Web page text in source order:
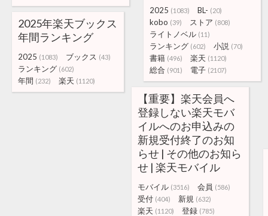
2025 (1083) BL- (20)
kobo (39) ストア (808)
ライトノベル (11)
ランキング (602) 小説 (70)
書籍 (496) 楽天 (1120)
総合 (901) 電子 (2107)
2025年楽天ブックス
年間ランキング
2025 (1083) ブックス (43)
ランキング (602)
年間 (232) 楽天 (1120)
【重要】楽天会員へ
登録しない楽天モバ
イルへのお申込みの
新規受付終了のお知
らせ | その他のお知ら
せ | 楽天モバイル
モバイル (3516) 会員 (586)
受付 (404) 新規 (632)
楽天 (1120) 登録 (785)